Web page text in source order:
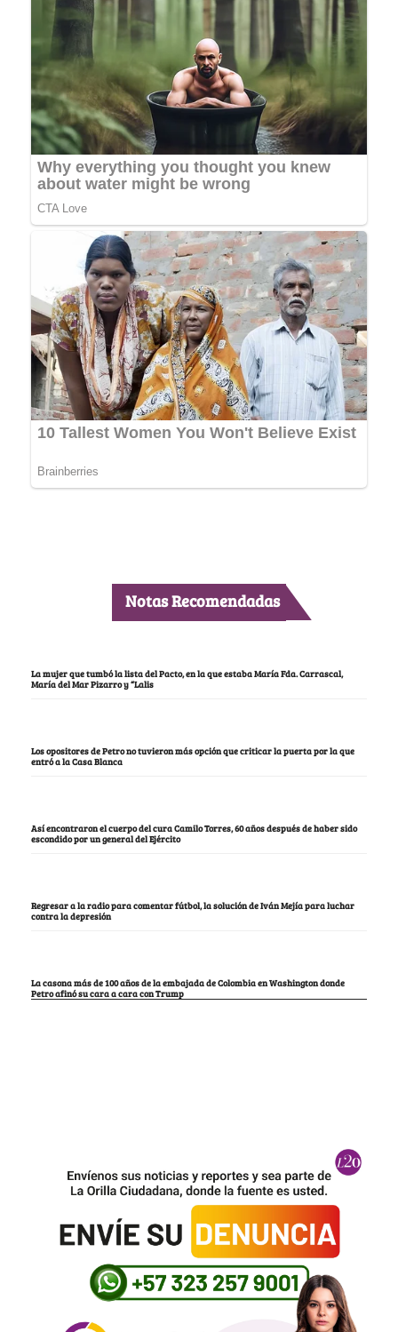
Notas Recomendadas
La mujer que tumbó la lista del Pacto, en la que estaba María Fda. Carrascal,
María del Mar Pizarro y “Lalis
Los opositores de Petro no tuvieron más opción que criticar la puerta por la que
entró a la Casa Blanca
Así encontraron el cuerpo del cura Camilo Torres, 60 años después de haber sido
escondido por un general del Ejército
Regresar a la radio para comentar fútbol, la solución de Iván Mejía para luchar
contra la depresión
La casona más de 100 años de la embajada de Colombia en Washington donde
Petro afinó su cara a cara con Trump